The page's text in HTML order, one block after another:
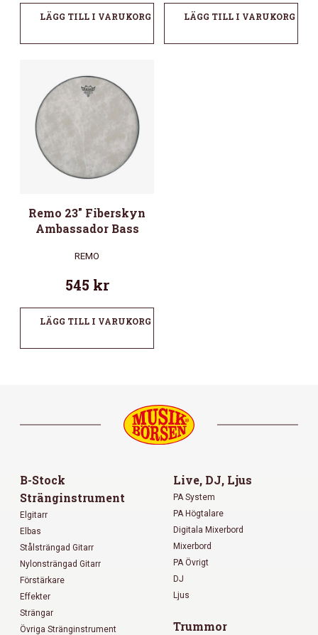
LÄGG TILL I VARUKORG LÄGG TILL I VARUKORG
Remo 23″ Fiberskyn
Ambassador Bass
REMO
545 kr
LÄGG TILL I VARUKORG
B-Stock
Stränginstrument
Elgitarr
Elbas
Stålsträngad Gitarr
Nylonsträngad Gitarr
Förstärkare
Effekter
Strängar
Övriga Stränginstrument
Live, DJ, Ljus
PA System
PA Högtalare
Digitala Mixerbord
Mixerbord
PA Övrigt
DJ
Ljus
Trummor